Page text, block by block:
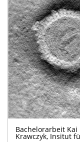
Bachelorarbeit Kai
Krawczyk, Insitut